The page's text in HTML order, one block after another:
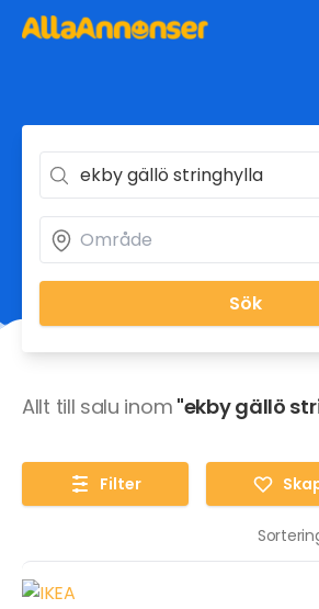
Sök
Allt till salu inom "ekby gällö
Filter